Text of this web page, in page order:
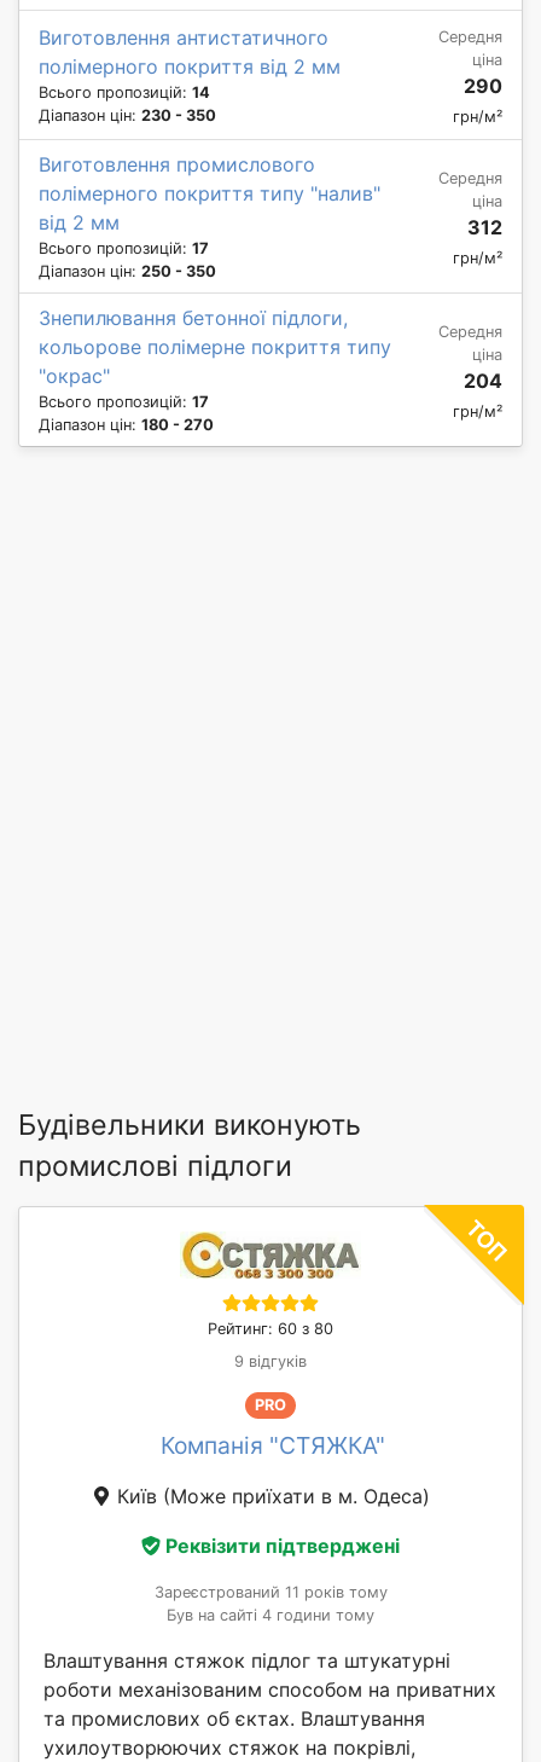
Виготовлення антистатичного
полімерного покриття від 2 мм
Всього пропозицій: 14
Діапазон цін: 230 - 350
Середня
ціна
290
грн/м²
Виготовлення промислового
полімерного покриття типу "налив"
від 2 мм
Всього пропозицій: 17
Діапазон цін: 250 - 350
Середня
ціна
312
грн/м²
Знепилювання бетонної підлоги,
кольорове полімерне покриття типу
"окрас"
Всього пропозицій: 17
Діапазон цін: 180 - 270
Середня
ціна
204
грн/м²
Будівельники виконують
промислові підлоги
Рейтинг: 60 з 80
9 відгуків
PRO
Компанія "СТЯЖКА"
Київ (Може приїхати в м. Одеса)
Реквізити підтверджені
Зареєстрований 11 років тому
Був на сайті 4 години тому
Влаштування стяжок підлог та штукатурні
роботи механізованим способом на приватних
та промислових об єктах. Влаштування
ухилоутворюючих стяжок на покрівлі,